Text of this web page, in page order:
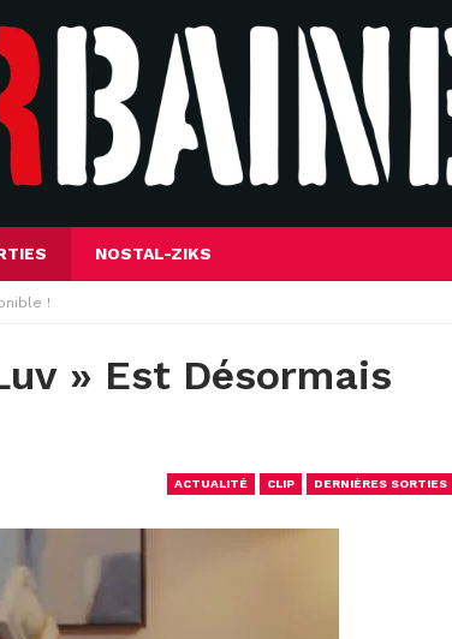
NOSTAL-ZIKS
!
» Est Désormais
ACTUALITÉ CLIP DERNIÈRES SORTIES